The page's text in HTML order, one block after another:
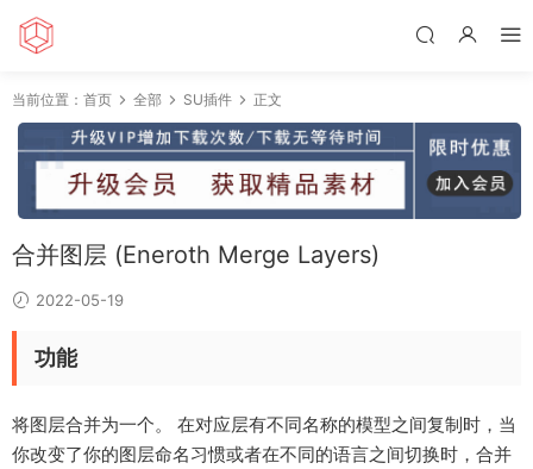
当前位置： 首页 全部 SU插件 正文
合并图层 (Eneroth Merge Layers)
2022-05-19
功能
将图层合并为一个。 在对应层有不同名称的模型之间复制时，当
你改变了你的图层命名习惯或者在不同的语言之间切换时，合并